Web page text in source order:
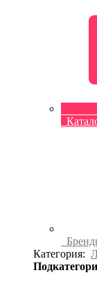
Категория: